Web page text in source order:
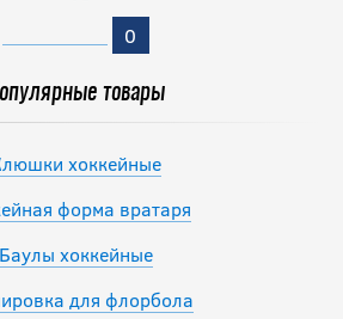
0
товары
хоккейные
форма вратаря
Баулы хоккейные
для флорбола